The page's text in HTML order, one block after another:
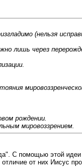
(нельзя
лишь через
рождении.
мировоззрением.
С помощью этой
от них Иисус